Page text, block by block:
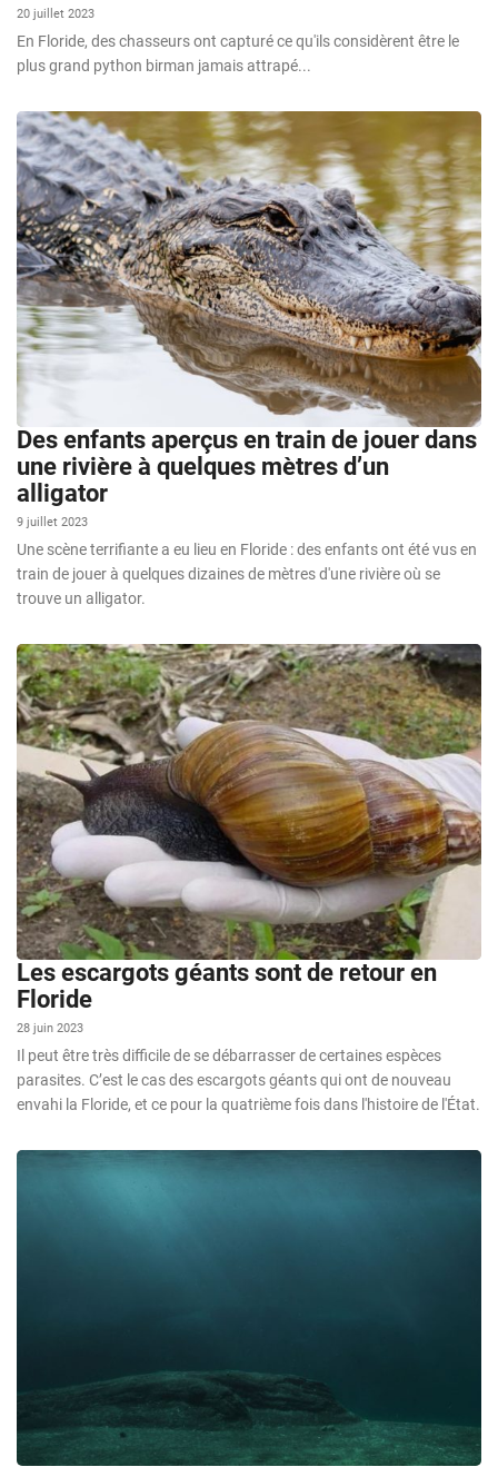
20 juillet 2023
En Floride, des chasseurs ont capturé ce qu'ils considèrent être le
plus grand python birman jamais attrapé...
Des enfants aperçus en train de jouer dans
une rivière à quelques mètres d’un
alligator
9 juillet 2023
Une scène terrifiante a eu lieu en Floride : des enfants ont été vus en
train de jouer à quelques dizaines de mètres d'une rivière où se
trouve un alligator.
Les escargots géants sont de retour en
Floride
28 juin 2023
Il peut être très difficile de se débarrasser de certaines espèces
parasites. C’est le cas des escargots géants qui ont de nouveau
envahi la Floride, et ce pour la quatrième fois dans l'histoire de l'État.